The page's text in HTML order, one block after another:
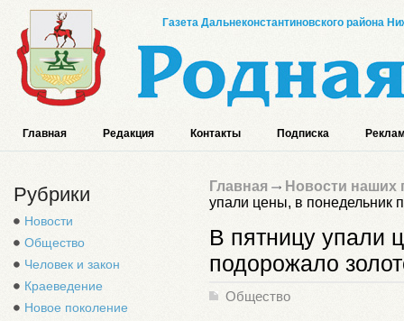
Газета Дальнеконстантиновского района
Главная Редакция Контакты Подписка
Рубрики
Новости
Общество
Человек и закон
Краеведение
Новое поколение
Главная
Новости наших
упали цены, в понедельник
В пятницу упали
подорожало
Общество